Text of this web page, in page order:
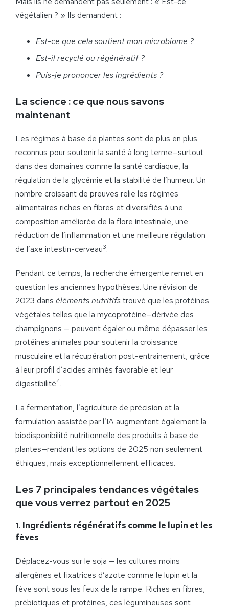
végétalien ? » Ils demandent :
Est-ce que cela soutient mon microbiome ?
Est-il recyclé ou régénératif ?
Puis-je prononcer les ingrédients ?
La science : ce que nous savons
maintenant
Les régimes à base de plantes sont de plus en plus
reconnus pour soutenir la santé à long terme—surtout
dans des domaines comme la santé cardiaque, la
régulation de la glycémie et la stabilité de l’humeur. Un
nombre croissant de preuves relie les régimes
alimentaires riches en fibres et diversifiés à une
composition améliorée de la flore intestinale, une
réduction de l’inflammation et une meilleure régulation
de l’axe intestin-cerveau3.
Pendant ce temps, la recherche émergente remet en
question les anciennes hypothèses. Une révision de
2023 dans éléments nutritifstrouvé que les protéines
végétales telles que la mycoprotéine—dérivée des
champignons — peuvent égaler ou même dépasser les
protéines animales pour soutenir la croissance
musculaire et la récupération post-entraînement, grâce
à leur profil d’acides aminés favorable et leur
digestibilité4.
La fermentation, l’agriculture de précision et la
formulation assistée par l’IA augmentent également la
biodisponibilité nutritionnelle des produits à base de
plantes—rendant les options de 2025 non seulement
éthiques, mais exceptionnellement efficaces.
Les 7 principales tendances végétales
que vous verrez partout en 2025
1. Ingrédients régénératifs comme le lupin et les
fèves
Déplacez-vous sur le soja — les cultures moins
allergènes et fixatrices d’azote comme le lupin et la
fève sont sous les feux de la rampe. Riches en fibres,
prébiotiques et protéines, ces légumineuses sont